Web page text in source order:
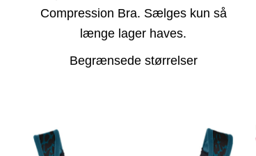
Compression Bra. Sælges kun så
længe lager haves.
Begrænsede størrelser